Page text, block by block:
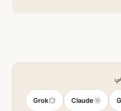
Claude
Grok